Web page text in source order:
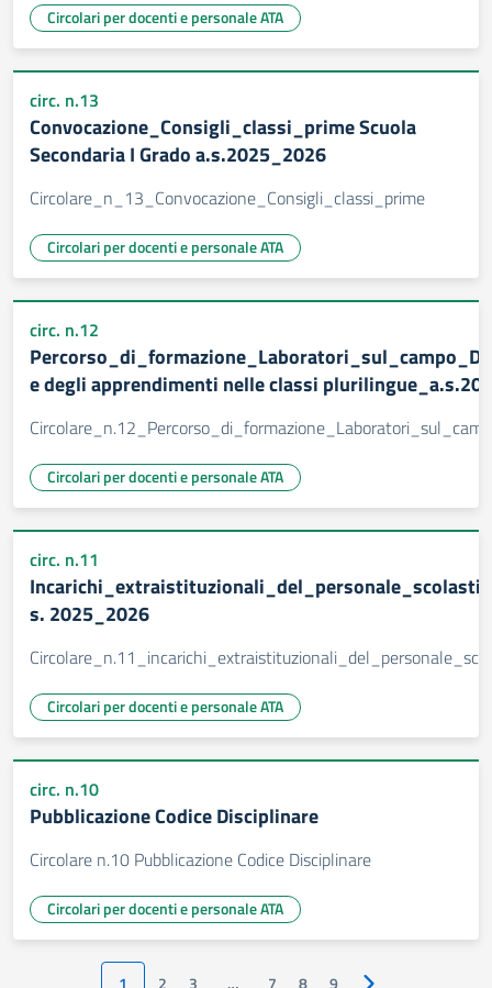
Circolari per docenti e personale ATA
circ. n.13
Convocazione_Consigli_classi_prime Scuola
Secondaria I Grado a.s.2025_2026
Circolare_n_13_Convocazione_Consigli_classi_prime
Circolari per docenti e personale ATA
circ. n.12
e degli apprendimenti nelle classi
Circolari per docenti e personale ATA
circ. n.11
s. 2025_2026
Circolari per docenti e personale ATA
circ. n.10
Pubblicazione Codice Disciplinare
Circolare n.10 Pubblicazione Codice Disciplinare
Circolari per docenti e personale ATA
1 2 3 … 7 8 9